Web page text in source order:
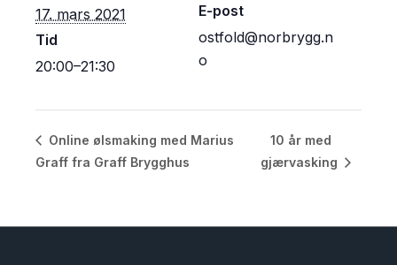
17. mars 2021
Tid
20:00–21:30
E-post
ostfold@norbrygg.n
o
Online ølsmaking med Marius
Graff fra Graff Brygghus
10 år med
gjærvasking